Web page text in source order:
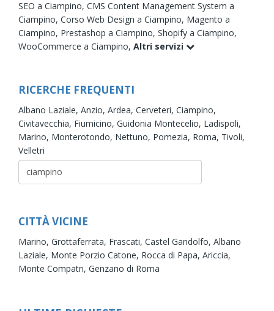
SEO a Ciampino, CMS Content Management System a
Ciampino, Corso Web Design a Ciampino, Magento a
Ciampino, Prestashop a Ciampino, Shopify a Ciampino,
WooCommerce a Ciampino, Altri servizi
RICERCHE FREQUENTI
Albano Laziale, Anzio, Ardea, Cerveteri, Ciampino,
Civitavecchia, Fiumicino, Guidonia Montecelio, Ladispoli,
Marino, Monterotondo, Nettuno, Pomezia, Roma, Tivoli,
Velletri
CITTÀ VICINE
Marino, Grottaferrata, Frascati, Castel Gandolfo, Albano
Laziale, Monte Porzio Catone, Rocca di Papa, Ariccia,
Monte Compatri, Genzano di Roma